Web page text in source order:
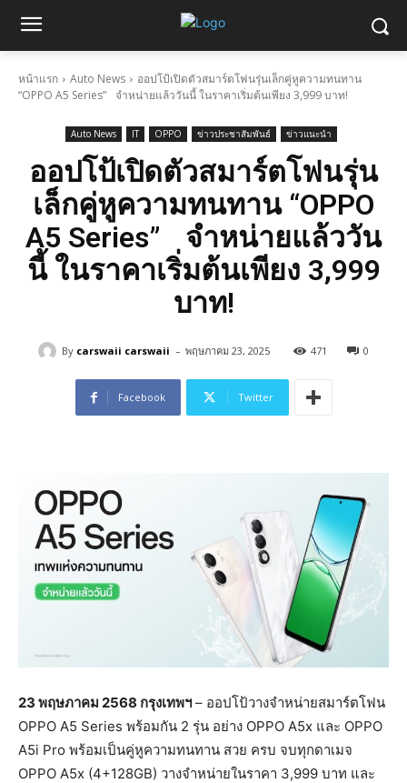
หน้าแรก Auto News
ออปโป้เปิดตัวสมาร์ตโฟนรุ่นเล็กคู่หูความทนทาน
“OPPO A5 Series” จำหน่ายแล้ววันนี้ ในราคาเริ่มต้นเพียง 3,999 บาท!
Auto News IT OPPO ข่าวประชาสัมพันธ์ ข่าวแนะนำ
ออปโป้เปิดตัวสมาร์ตโฟนรุ่น
เล็กคู่หูความทนทาน “OPPO
A5 Series” จำหน่ายแล้ววัน
นี้ ในราคาเริ่มต้นเพียง 3,999
บาท!
By carswaii carswaii - พฤษภาคม 23, 2025 471 0
Facebook Twitter
23 พฤษภาคม 2568 กรุงเทพฯ– ออปโป้วางจำหน่ายสมาร์ตโฟน
OPPO A5 Series พร้อมกัน 2 รุ่น อย่าง OPPO A5x และ OPPO
A5i Pro พร้อมเป็นคู่หูความทนทาน สวย ครบ จบทุกดาเมจ
OPPO A5x (4+128GB) วางจำหน่ายในราคา 3,999 บาท และ